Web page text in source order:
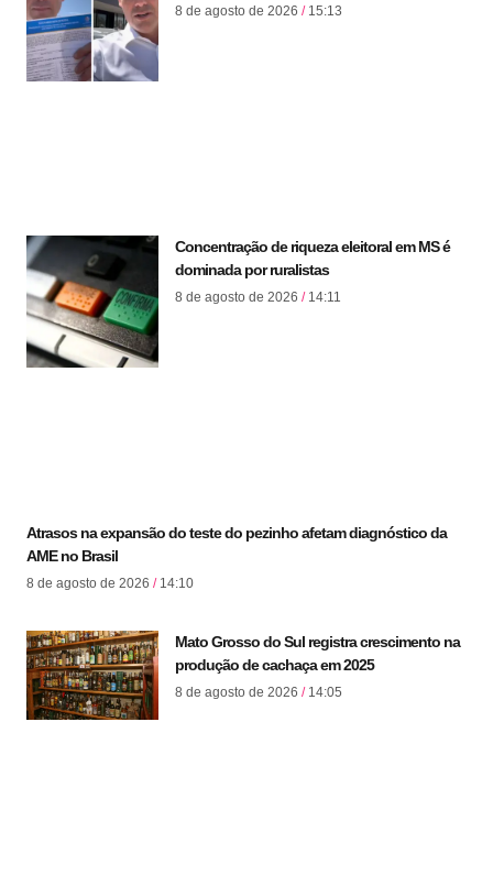
8 de agosto de 2026 15:13
Concentração de riqueza eleitoral em MS é
dominada por ruralistas
8 de agosto de 2026 14:11
Atrasos na expansão do teste do pezinho afetam diagnóstico da
AME no Brasil
8 de agosto de 2026 14:10
Mato Grosso do Sul registra crescimento na
produção de cachaça em 2025
8 de agosto de 2026 14:05